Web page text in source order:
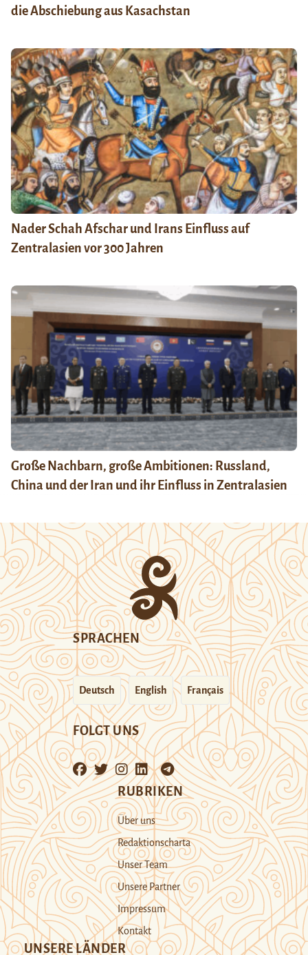
die Abschiebung aus Kasachstan
Nader Schah Afschar und Irans Einfluss auf
Zentralasien vor 300 Jahren
Große Nachbarn, große Ambitionen: Russland,
China und der Iran und ihr Einfluss in Zentralasien
SPRACHEN
Deutsch English Français
FOLGT UNS
RUBRIKEN
Über uns
Redaktionscharta
Unser Team
Unsere Partner
Impressum
Kontakt
UNSERE LÄNDER